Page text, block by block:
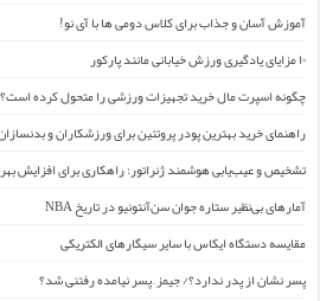
آموزش آسان و جذاب برای کلاس دومی ها با آی نو!
۱۰ مزایای یادگیری ورزش خیابانی مانند پارکور
چگونه اسپرت مال خرید تجهیزات ورزشی را متحول کرده است؟
راهنمای خرید بهترین پودر پروتئین برای ورزشکاران و
تشخیص و عیب‌یابی هوشمند ژنراتور: راهکاری برای افزایش
آمارهای بی‌نظیر ستاره جوان سن‌آنتونیو در تاریخ NBA
مقایسه دستگاه ایکاس با سایر سیگارهای الکتریکی
پسر نشان از پدر ندارد؟/ جیمز ِ پسر نیامده رفتنی شد؟